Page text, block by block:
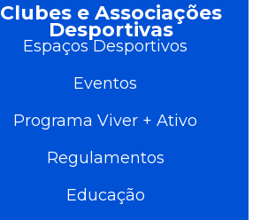
Clubes e Associações
Desportivas
Espaços Desportivos
Eventos
Programa Viver + Ativo
Regulamentos
Educação